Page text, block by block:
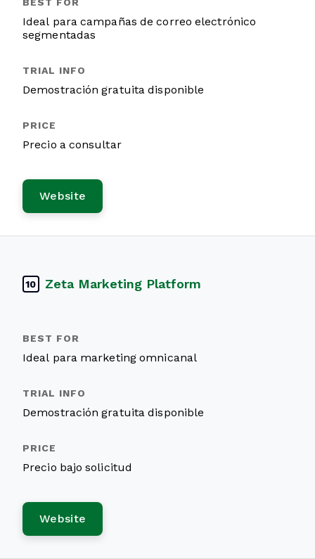
Ideal para campañas de correo electrónico
segmentadas
Demostración gratuita disponible
Precio a consultar
Website
10 Zeta Marketing Platform
Ideal para marketing omnicanal
Demostración gratuita disponible
Precio bajo solicitud
Website